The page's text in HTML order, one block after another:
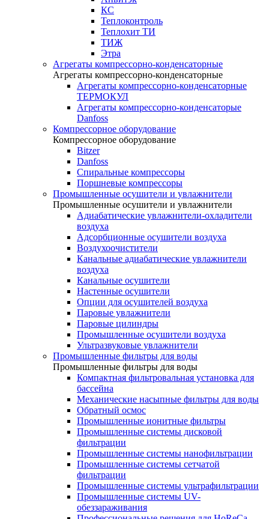
КС
Теплоконтроль
Теплохит ТИ
ТИЖ
Этра
Агрегаты компрессорно-конденсаторные
Агрегаты компрессорно-конденсаторные
Агрегаты компрессорно-конденсаторные
ТЕРМОКУЛ
Агрегаты компрессорно-конденсаторые
Danfoss
Компрессорное оборудование
Компрессорное оборудование
Bitzer
Danfoss
Спиральные компрессоры
Поршневые компрессоры
Промышленные осушители и увлажнители
Промышленные осушители и увлажнители
Адиабатические увлажнители-охладители
воздуха
Адсорбционные осушители воздуха
Воздухоочистители
Канальные адиабатические увлажнители
воздуха
Канальные осушители
Настенные осушители
Опции для осушителей воздуха
Паровые увлажнители
Паровые цилиндры
Промышленные осушители воздуха
Ультразвуковые увлажнители
Промышленные фильтры для воды
Промышленные фильтры для воды
Компактная фильтровальная установка для
бассейна
Механические насыпные фильтры для воды
Обратный осмос
Промышленные ионитные фильтры
Промышленные системы дисковой
фильтрации
Промышленные системы нанофильтрации
Промышленные системы сетчатой
фильтрации
Промышленные системы ультрафильтрации
Промышленные системы UV-
обеззараживания